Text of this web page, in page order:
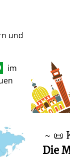
und
im
~ 📜
Die